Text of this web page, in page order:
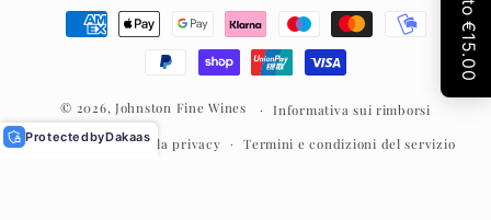
Metodi
© 2026, Johnston Fine Wines Informativa sui rimborsi
Informativa sulla privacy Termini e condizioni del servizio
ProtectedbyDakaas